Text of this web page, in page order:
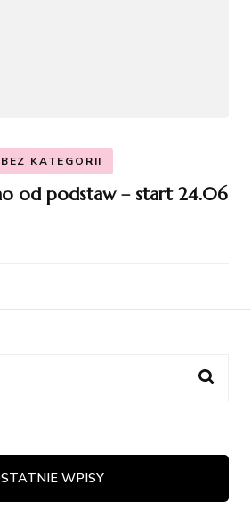
BEZ KATEGORII
od podstaw – start 24.06
WPISY